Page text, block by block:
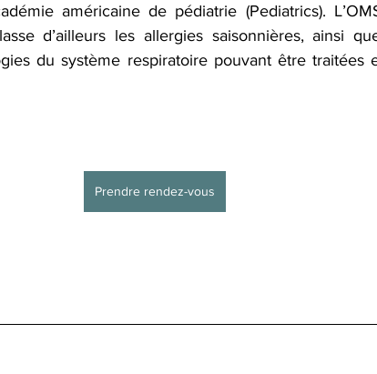
américaine de pédiatrie (Pediatrics).
d’ailleurs les allergies saisonnières, ainsi
du système respiratoire pouvant être traitées
Prendre rendez-vous